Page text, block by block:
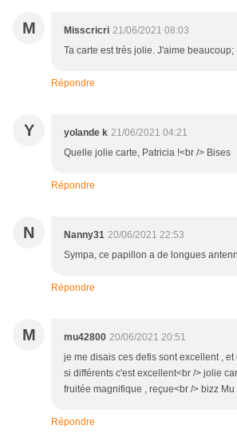
M Misscricri 21/06/2021 08:03
Ta carte est très jolie. J'aime beaucoup;
Répondre
Y yolande k 21/06/2021 04:21
Quelle jolie carte, Patricia !<br /> Bises
Répondre
N Nanny31 20/06/2021 22:53
Sympa, ce papillon a de longues
Répondre
M mu42800 20/06/2021 20:51
je me disais ces defis sont excellent ,
si différents c'est excellent<br /> jolie
fruitée magnifique , reçue<br /> bizz Mu
Répondre